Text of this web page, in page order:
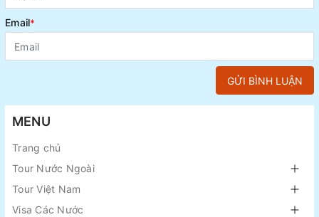
Email*
GỬI BÌNH LUẬN
MENU
Trang chủ
Tour Nước Ngoài
Tour Việt Nam
Visa Các Nước